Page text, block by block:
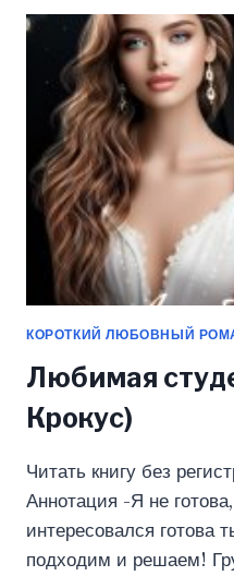
(ЭЙРЕНА
КРОКУС)
КОРОТКИЙ ЛЮБОВНЫЙ
Любимая
Крокус)
Читать книгу без
Аннотация -Я не
интересовался готова
подходим и решаем!